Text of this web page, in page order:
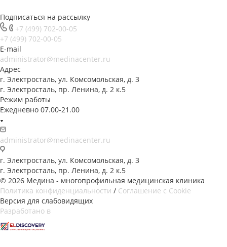
Подписаться на рассылку
+7 (499) 702-00-05
+7 (499) 702-00-05
E-mail
administrator@medinacenter.ru
Адрес
г. Электросталь, ул. Комсомольская, д. 3
г. Электросталь, пр. Ленина, д. 2 к.5
Режим работы
Ежедневно 07.00-21.00
administrator@medinacenter.ru
г. Электросталь, ул. Комсомольская, д. 3
г. Электросталь, пр. Ленина, д. 2 к.5
© 2026 Медина - многопрофильная медицинская клиника
Политика конфиденциальности / Соглашение с Cookie
Версия для слабовидящих
Разработано в